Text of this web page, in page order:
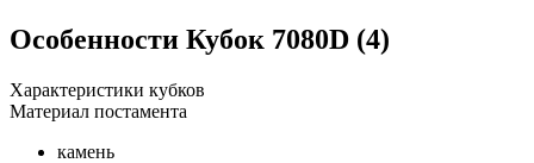
Особенности Кубок 7080D (4)
Характеристики кубков
Материал постамента
камень